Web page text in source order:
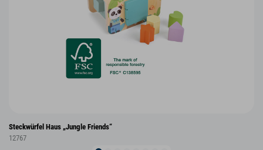
Steckwürfel Haus „Jungle Friends“
12767